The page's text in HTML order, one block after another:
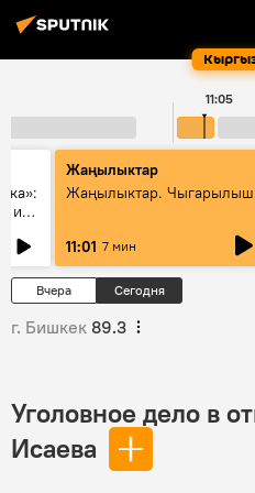
11:05
и
Жаңылыктар
Жаңылыктар. Чыгарылыш
11:01 7 мин
Вчера Сегодня
г. Бишкек 89.3
Уголовное дело в
Исаева